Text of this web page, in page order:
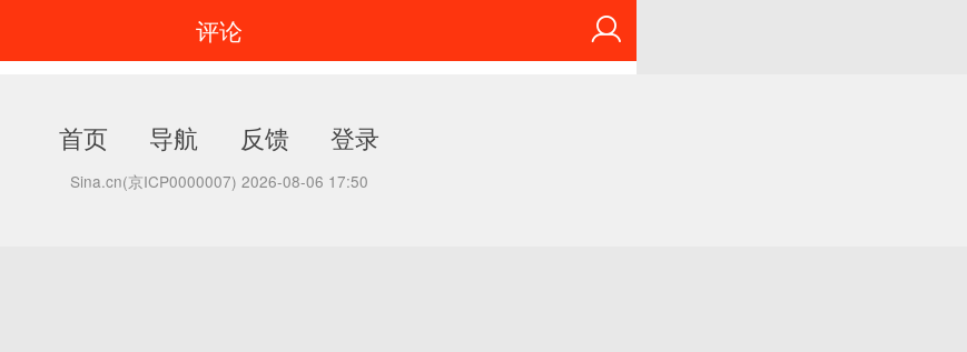
评论
首页 导航 反馈 登录
Sina.cn(京ICP0000007) 2026-08-06 17:50